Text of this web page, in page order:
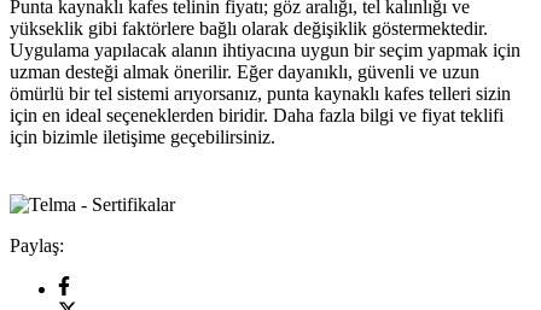
Punta kaynaklı kafes telinin fiyatı; göz aralığı, tel kalınlığı ve
yükseklik gibi faktörlere bağlı olarak değişiklik göstermektedir.
Uygulama yapılacak alanın ihtiyacına uygun bir seçim yapmak için
uzman desteği almak önerilir. Eğer dayanıklı, güvenli ve uzun
ömürlü bir tel sistemi arıyorsanız, punta kaynaklı kafes telleri sizin
için en ideal seçeneklerden biridir. Daha fazla bilgi ve fiyat teklifi
için bizimle iletişime geçebilirsiniz.
Paylaş: